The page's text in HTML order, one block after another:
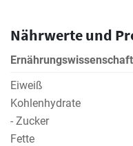
Nährwerte und
Eiweiß
Kohlenhydrate
- Zucker
Fette